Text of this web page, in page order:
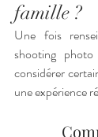
famille ?
Une fois
shooting
considérer
une expérience